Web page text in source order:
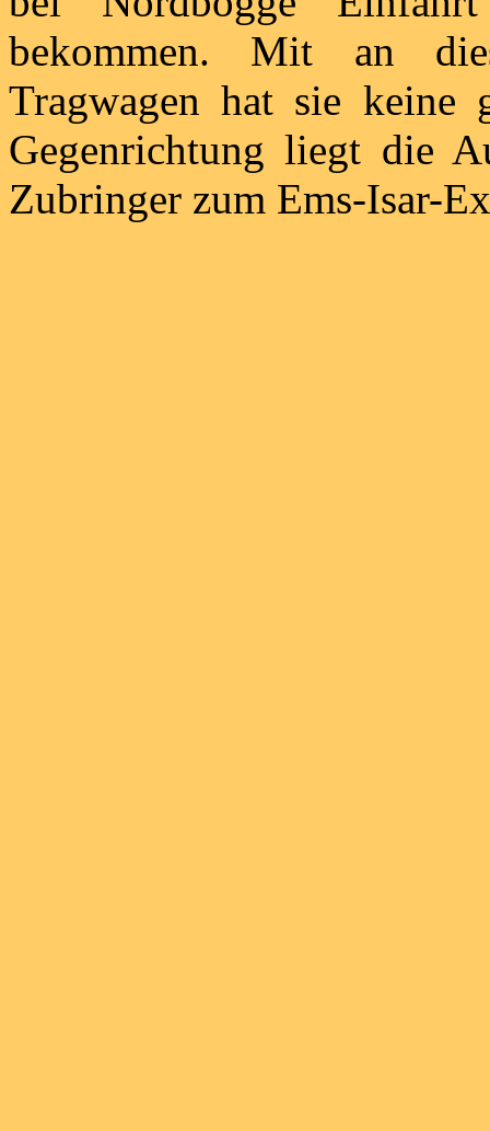
bekommen. Mit an
Tragwagen hat sie keine
Gegenrichtung liegt die
Zubringer zum Ems-Isar-